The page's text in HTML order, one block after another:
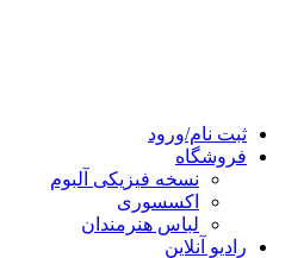
ثبت نام/ورود
فروشگاه
نسخه فیزیکی آلبوم
اکسسوری
لباس هنرمندان
رادیو آنلاین